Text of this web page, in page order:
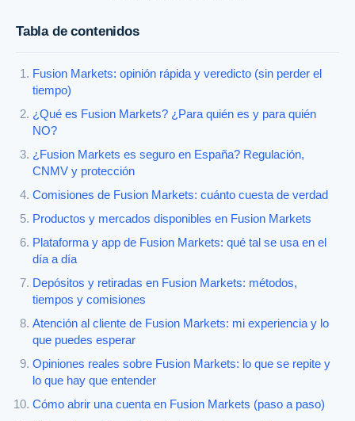
Tabla de contenidos
Fusion Markets: opinión rápida y veredicto (sin perder el
tiempo)
¿Qué es Fusion Markets? ¿Para quién es y para quién
NO?
¿Fusion Markets es seguro en España? Regulación,
CNMV y protección
Comisiones de Fusion Markets: cuánto cuesta de verdad
Productos y mercados disponibles en Fusion Markets
Plataforma y app de Fusion Markets: qué tal se usa en el
día a día
Depósitos y retiradas en Fusion Markets: métodos,
tiempos y comisiones
Atención al cliente de Fusion Markets: mi experiencia y lo
que puedes esperar
Opiniones reales sobre Fusion Markets: lo que se repite y
lo que hay que entender
Cómo abrir una cuenta en Fusion Markets (paso a paso)